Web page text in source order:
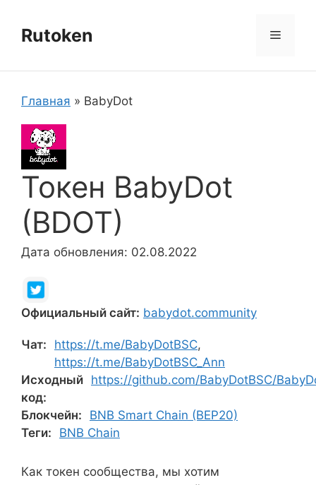
содержимому
Rutoken Меню
Главная » BabyDot
Токен BabyDot
(BDOT)
Дата обновления: 02.08.2022
Официальный сайт: babydot.community
Чат: https://t.me/BabyDotBSC,
https://t.me/BabyDotBSC_Ann
Исходный
код:
https://github.com/BabyDotBSC/
Блокчейн:
BNB Smart Chain (BEP20)
Теги:
BNB Chain
Как токен сообщества, мы хотим